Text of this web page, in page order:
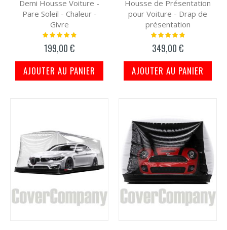
Demi Housse Voiture -
Pare Soleil - Chaleur -
Givre
Notation:
199,00 €
AJOUTER AU PANIER
Housse de Présentation
pour Voiture - Drap de
présentation
Notation:
349,00 €
AJOUTER AU PANIER